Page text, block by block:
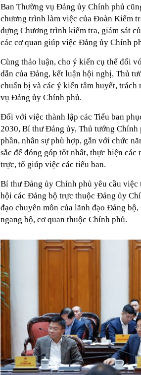
Ban Thường vụ Đảng ủy Chính phủ
chương trình làm việc của Đoàn Kiểm
dựng Chương trình kiểm tra, giám sát
các cơ quan giúp việc Đảng ủy Chính
Cùng thảo luận, cho ý kiến cụ thể đối
dẫn của Đảng, kết luận hội nghị, Thủ
chuẩn bị và các ý kiến tâm huyết,
vụ Đảng ủy Chính phủ.
Đối với việc thành lập các Tiểu ban
2030, Bí thư Đảng ủy, Thủ tướng Chính
phần, nhân sự phù hợp, gắn với chức
sắc để đóng góp tốt nhất, thực hiện
trực, tổ giúp việc các tiểu ban.
Bí thư Đảng ủy Chính phủ yêu cầu
hội các Đảng bộ trực thuộc Đảng ủy
đạo chuyên môn của lãnh đạo Đảng
ngang bộ, cơ quan thuộc Chính phủ.